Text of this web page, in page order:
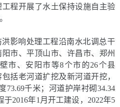
工程开展了水土保持设施自主验
影响处理工程沿南水北调总干
市、平顶山市、许昌市、郑州
市、安阳市等8个市的26个县
括老河道扩挖及新河道开挖，
73.69千米 ；河道护岸衬砌34.34
于2016年1 月开工建设， 2022年5